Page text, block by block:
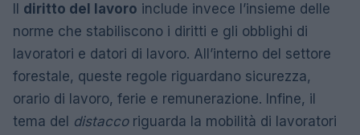
diritto del lavoro include invece l’insieme delle
norme che stabiliscono i diritti e gli obblighi di
lavoratori e datori di lavoro. All’interno del settore
forestale, queste regole riguardano sicurezza,
orario di lavoro, ferie e remunerazione. Infine, il
tema del distaccoriguarda la mobilità di lavoratori